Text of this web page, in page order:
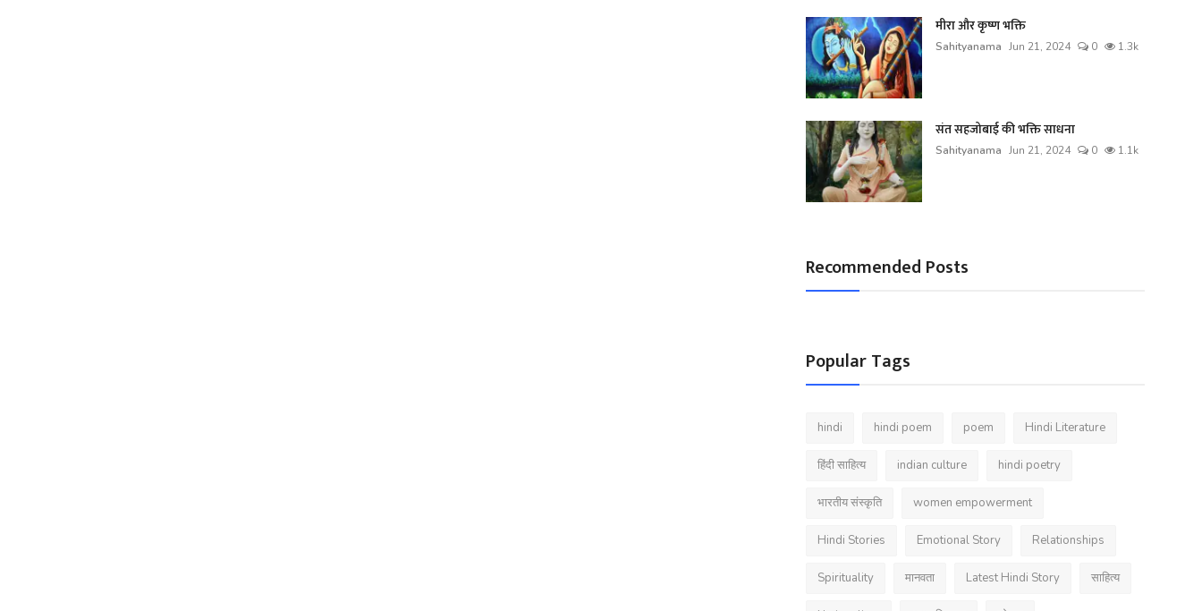
मीरा और कृष्ण भक्ति
Sahityanama Jun 21, 2024 0 1.3k
संत सहजोबाई की भक्ति साधना
Sahityanama Jun 21, 2024 0 1.1k
Recommended Posts
Popular Tags
hindi hindi poem poem Hindi Literature
हिंदी साहित्य indian culture hindi poetry
भारतीय संस्कृति women empowerment
Hindi Stories Emotional Story Relationships
Spirituality मानवता Latest Hindi Story साहित्य